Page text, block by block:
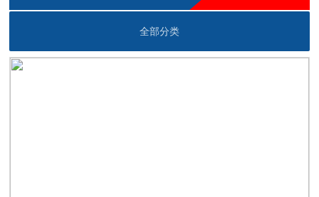
全部分类